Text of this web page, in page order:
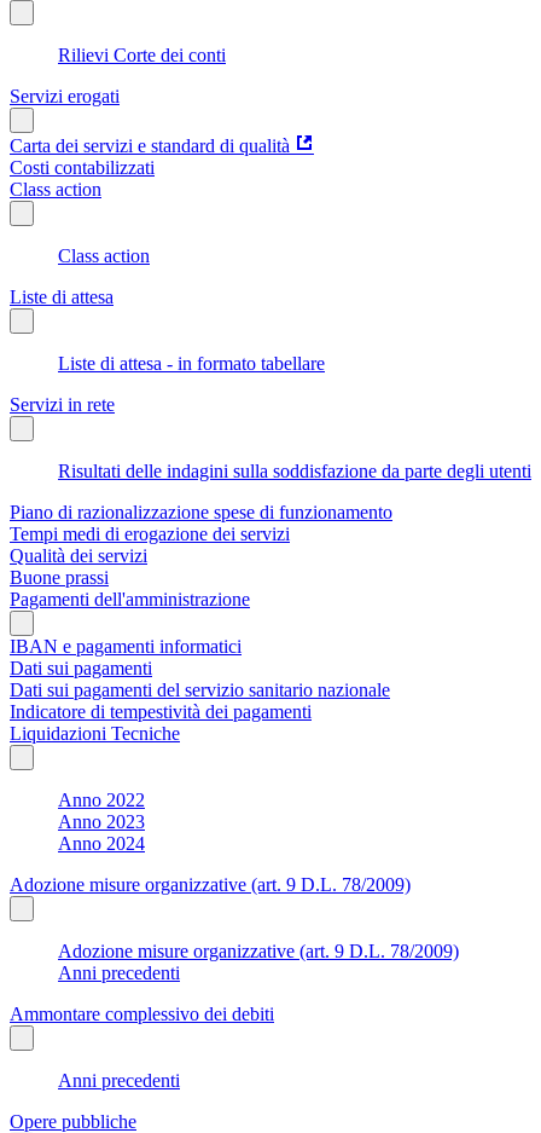
Rilievi Corte dei conti
Servizi erogati
Carta dei servizi e standard di qualità
Costi contabilizzati
Class action
Class action
Liste di attesa
Liste di attesa - in formato tabellare
Servizi in rete
Risultati delle indagini sulla soddisfazione da parte degli utenti
Piano di razionalizzazione spese di funzionamento
Tempi medi di erogazione dei servizi
Qualità dei servizi
Buone prassi
Pagamenti dell'amministrazione
IBAN e pagamenti informatici
Dati sui pagamenti
Dati sui pagamenti del servizio sanitario nazionale
Indicatore di tempestività dei pagamenti
Liquidazioni Tecniche
Anno 2022
Anno 2023
Anno 2024
Adozione misure organizzative (art. 9 D.L. 78/2009)
Adozione misure organizzative (art. 9 D.L. 78/2009)
Anni precedenti
Ammontare complessivo dei debiti
Anni precedenti
Opere pubbliche